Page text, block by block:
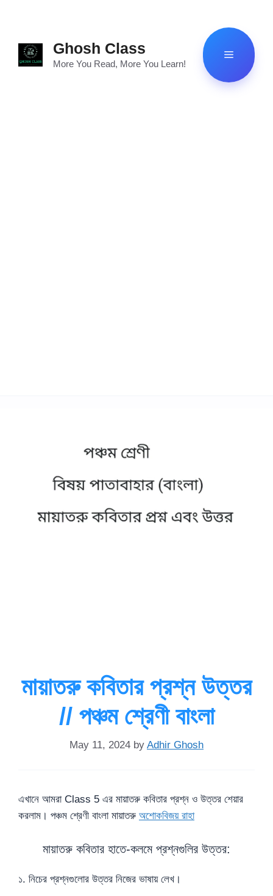
content
Ghosh Class
More You Read, More You Learn!
Menu
মায়াতরু কবিতার প্রশ্ন উত্তর
// পঞ্চম শ্রেণী বাংলা
May 11, 2024 by Adhir Ghosh
এখানে আমরা Class 5 এর মায়াতরু কবিতার প্রশ্ন ও উত্তর শেয়ার
করলাম। পঞ্চম শ্রেণী বাংলা মায়াতরু অশোকবিজয় রাহা
মায়াতরু কবিতার হাতে-কলমে প্রশ্নগুলির উত্তর:
১. নিচের প্রশ্নগুলোর উত্তর নিজের ভাষায় লেখ।